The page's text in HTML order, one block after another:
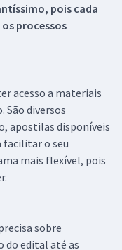
pois cada
processos
acesso a materiais
São diversos
apostilas disponíveis
facilitar o seu
mais flexível, pois
sobre
do edital até as